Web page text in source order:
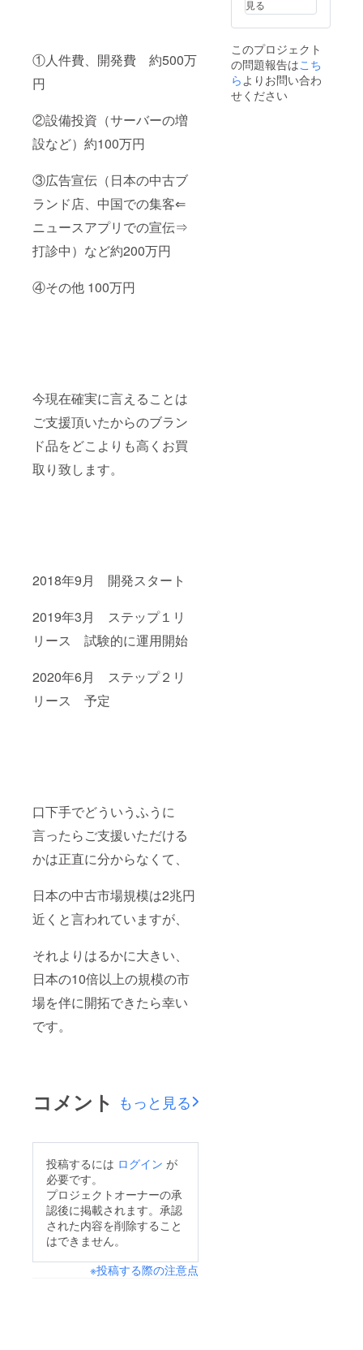
①人件費、開発費 約500万
円
②設備投資（サーバーの増
設など）約100万円
③広告宣伝（日本の中古ブ
ランド店、中国での集客⇐
ニュースアプリでの宣伝⇒
打診中）など約200万円
④その他 100万円
今現在確実に言えることは
ご支援頂いたからのブラン
ド品をどこよりも高くお買
取り致します。
2018年9月 開発スタート
2019年3月 ステップ１リ
リース 試験的に運用開始
2020年6月 ステップ２リ
リース 予定
口下手でどういうふうに
言ったらご支援いただける
かは正直に分からなくて、
日本の中古市場規模は2兆円
近くと言われていますが、
それよりはるかに大きい、
日本の10倍以上の規模の市
場を伴に開拓できたら幸い
です。
コメント もっと見る
投稿するには ログイン が
必要です。
プロジェクトオーナーの承
認後に掲載されます。承認
された内容を削除すること
はできません。
※投稿する際の注意点
見る
このプロジェクト
の問題報告はこち
らよりお問い合わ
せください